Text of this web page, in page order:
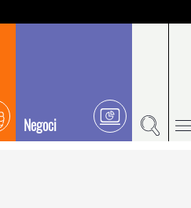
Negoci